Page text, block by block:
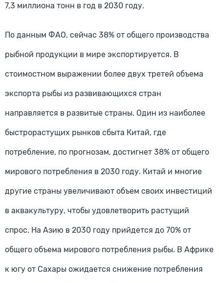
7,3 миллиона тонн в год в 2030 году.
По данным ФАО, сейчас 38% от общего производства
рыбной продукции в мире экспортируется. В
стоимостном выражении более двух третей объема
экспорта рыбы из развивающихся стран
направляется в развитые страны. Один из наиболее
быстрорастущих рынков сбыта Китай, где
потребление, по прогнозам, достигнет 38% от общего
мирового потребления в 2030 году. Китай и многие
другие страны увеличивают объем своих инвестиций
в аквакультуру, чтобы удовлетворить растущий
спрос. На Азию в 2030 году прийдется до 70% от
общего объема мирового потребления рыбы. В Африке
к югу от Сахары ожидается снижение потребления